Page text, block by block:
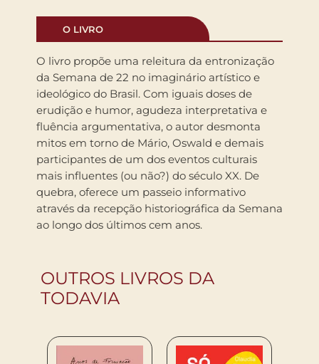
O LIVRO
O livro propõe uma releitura da entronização
da Semana de 22 no imaginário artístico e
ideológico do Brasil. Com iguais doses de
erudição e humor, agudeza interpretativa e
fluência argumentativa, o autor desmonta
mitos em torno de Mário, Oswald e demais
participantes de um dos eventos culturais
mais influentes (ou não?) do século XX. De
quebra, oferece um passeio informativo
através da recepção historiográfica da Semana
ao longo dos últimos cem anos.
OUTROS LIVROS DA
TODAVIA